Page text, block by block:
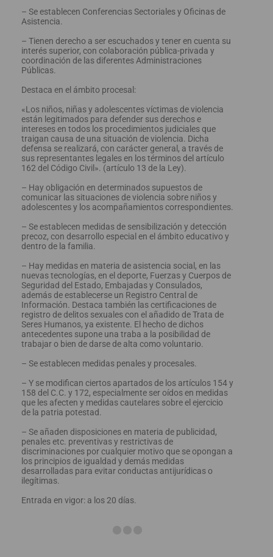
– Se establecen Conferencias Sectoriales y Oficinas de
Asistencia.
– Tienen derecho a ser escuchados y tener en cuenta su
interés superior, con colaboración pública-privada y
coordinación de las diferentes Administraciones
Públicas.
Destaca en el ámbito procesal:
«Los niños, niñas y adolescentes víctimas de violencia
están legitimados para defender sus derechos e
intereses en todos los procedimientos judiciales que
traigan causa de una situación de violencia. Dicha
defensa se realizará, con carácter general, a través de
sus representantes legales en los términos del artículo
162 del Código Civil». (artículo 13 de la Ley).
– Hay obligación en determinados supuestos de
comunicar las situaciones de violencia sobre niños y
adolescentes y los acompañamientos correspondientes.
– Se establecen medidas de sensibilización y detección
precoz, con desarrollo especial en el ámbito educativo y
dentro de la familia.
– Hay medidas en materia de asistencia social, en las
nuevas tecnologías, en el deporte, Fuerzas y Cuerpos de
Seguridad del Estado, Embajadas y Consulados,
además de establecerse un Registro Central de
Información. Destaca también las certificaciones de
registro de delitos sexuales con el añadido de Trata de
Seres Humanos, ya existente. El hecho de dichos
antecedentes supone una traba a la posibilidad de
trabajar o bien de darse de alta como voluntario.
– Se establecen medidas penales y procesales.
– Y se modifican ciertos apartados de los artículos 154 y
158 del C.C. y 172, especialmente ser oídos en medidas
que les afecten y medidas cautelares sobre el ejercicio
de la patria potestad.
– Se añaden disposiciones en materia de publicidad,
penales etc. preventivas y restrictivas de
discriminaciones por cualquier motivo que se opongan a
los principios de igualdad y demás medidas
desarrolladas para evitar conductas antijurídicas o
ilegítimas.
Entrada en vigor: a los 20 días.